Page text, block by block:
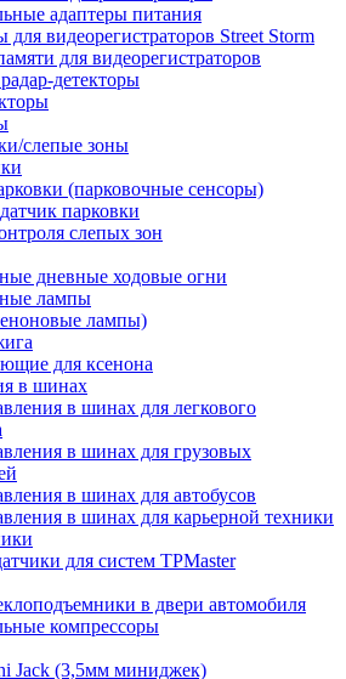
адаптеры питания
для видеорегистраторов Street Storm
для видеорегистраторов
детекторы
слепые зоны
(парковочные сенсоры)
парковки
слепых зон
дневные ходовые огни
лампы
лампы)
для ксенона
в шинах
в шинах для легкового
в шинах для грузовых
в шинах для автобусов
в шинах для карьерной техники
для систем TPMaster
в двери автомобиля
компрессоры
Jack (3,5мм миниджек)